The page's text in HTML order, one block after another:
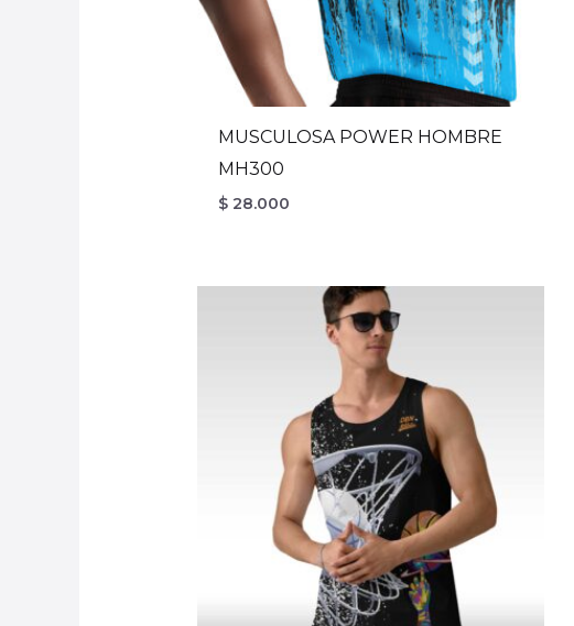
MUSCULOSA POWER HOMBRE
MH300
$28.000